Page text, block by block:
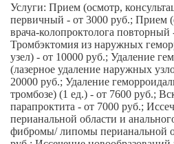
Услуги: Прием (осмотр,
первичный - от 3000 руб.; Прием
врача-колопроктолога повторный
Тромбэктомия из наружных
узел) - от 10000 руб.; Удаление
(лазерное удаление наружных
20000 руб.; Удаление
тромбозе) (1 ед.) - от 7600 руб.;
парапроктита - от 7000 руб.;
перианальной области и
фибромы/ липомы перианальной